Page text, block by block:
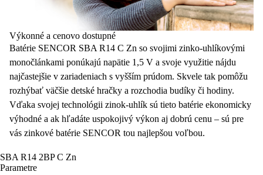
Výkonné a cenovo dostupné
Batérie SENCOR SBA R14 C Zn so svojimi zinko-uhlíkovými
monočlánkami ponúkajú napätie 1,5 V a svoje využitie nájdu
najčastejšie v zariadeniach s vyšším prúdom. Skvele tak pomôžu
rozhýbať väčšie detské hračky a rozchodia budíky či hodiny.
Vďaka svojej technológii zinok-uhlík sú tieto batérie ekonomicky
výhodné a ak hľadáte uspokojivý výkon aj dobrú cenu – sú pre
vás zinkové batérie SENCOR tou najlepšou voľbou.
SBA R14 2BP C Zn
Parametre